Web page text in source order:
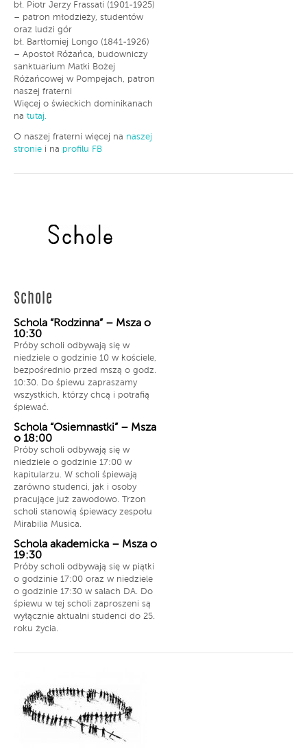
bł. Piotr Jerzy Frassati (1901-1925)
– patron młodzieży, studentów
oraz ludzi gór
bł. Bartłomiej Longo (1841-1926)
– Apostoł Różańca, budowniczy
sanktuarium Matki Bożej
Różańcowej w Pompejach, patron
naszej fraterni
Więcej o świeckich dominikanach
na tutaj.
O naszej fraterni więcej na naszej
stronie i na profilu FB
Schole
Schola “Rodzinna” – Msza o
10:30
Próby scholi odbywają się w
niedziele o godzinie 10 w kościele,
bezpośrednio przed mszą o godz.
10:30. Do śpiewu zapraszamy
wszystkich, którzy chcą i potrafią
śpiewać.
Schola “Osiemnastki” – Msza
o 18:00
Próby scholi odbywają się w
niedziele o godzinie 17:00 w
kapitularzu. W scholi śpiewają
zarówno studenci, jak i osoby
pracujące już zawodowo. Trzon
scholi stanowią śpiewacy zespołu
Mirabilia Musica.
Schola akademicka – Msza o
19:30
Próby scholi odbywają się w piątki
o godzinie 17:00 oraz w niedziele
o godzinie 17:30 w salach DA. Do
śpiewu w tej scholi zaproszeni są
wyłącznie aktualni studenci do 25.
roku życia.